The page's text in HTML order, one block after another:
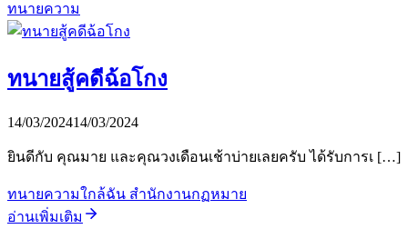
ทนายความ
ทนายสู้คดีฉ้อโกง
14/03/202414/03/2024
ยินดีกับ คุณมาย และคุณวงเดือนเช้าบ่ายเลยครับ ได้รับการเ […]
ทนายความใกล้ฉัน สำนักงานกฏหมาย
อ่านเพิ่มเติม